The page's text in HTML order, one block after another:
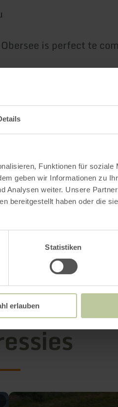
Funktionen für soziale
geben wir Informationen zu
Analysen weiter. Unsere
bereitgestellt haben oder die
Statistiken
erlauben
is perfect te
Rursee-Schifffahrt.